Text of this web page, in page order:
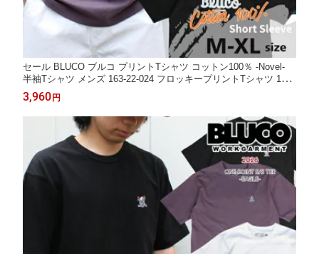
セール BLUCO ブルコ プリントTシャツ コットン100％ -Novel-
半袖Tシャツ メンズ 163-22-024 フロッキープリントTシャツ 1点
のみはメール便送料無料
3,960 円